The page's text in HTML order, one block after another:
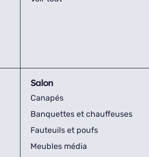
Salon
Canapés
Banquettes et chauffeuses
Fauteuils et poufs
Meubles média